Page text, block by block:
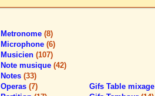
(8)
(6)
(107)
musique (42)
(33)
(7)
Gifs Table mixage